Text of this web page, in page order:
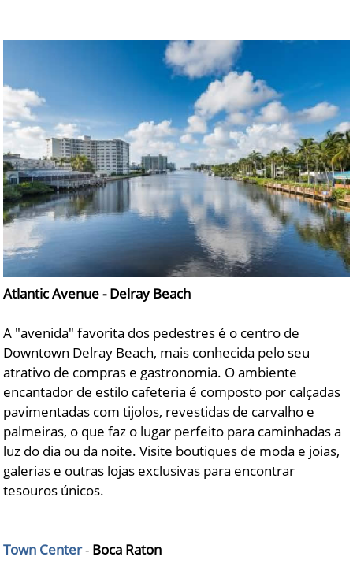
Atlantic Avenue - Delray Beach
A "avenida" favorita dos pedestres é o centro de
Downtown Delray Beach, mais conhecida pelo seu
atrativo de compras e gastronomia. O ambiente
encantador de estilo cafeteria é composto por calçadas
pavimentadas com tijolos, revestidas de carvalho e
palmeiras, o que faz o lugar perfeito para caminhadas a
luz do dia ou da noite. Visite boutiques de moda e joias,
galerias e outras lojas exclusivas para encontrar
tesouros únicos.
Town Center- Boca Raton